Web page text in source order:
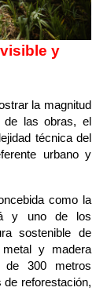
y
la magnitud
de las obras, el
técnica del
urbano y
como la
y uno de los
sostenible de
y madera
de 300 metros
reforestación,